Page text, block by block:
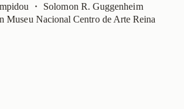
・ Solomon R. Guggenheim
Museu Nacional Centro de Arte Reina